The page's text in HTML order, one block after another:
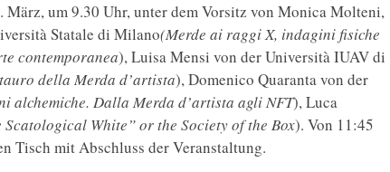
März, um 9.30 Uhr, unter dem Vorsitz von Monica Molteni,
Statale di Milano(Merde ai raggi X, indagini fisiche
contemporanea), Luisa Mensi von der Università IUAV di
della Merda d’artista), Domenico Quaranta von der
alchemiche. Dalla Merda d’artista agli NFT), Luca
Scatological White” or the Society of the Box). Von 11:45
Tisch mit Abschluss der Veranstaltung.